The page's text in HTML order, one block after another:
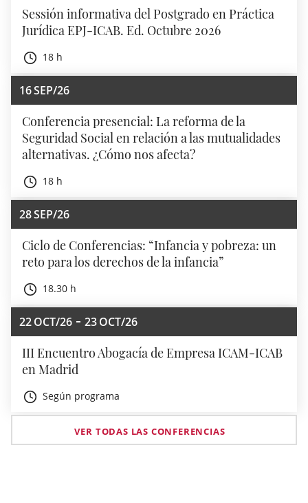
Sessión informativa del Postgrado en Práctica
Jurídica EPJ-ICAB. Ed. Octubre 2026
18 h
16SEP/26
Conferencia presencial: La reforma de la
Seguridad Social en relación a las mutualidades
alternativas. ¿Cómo nos afecta?
18 h
28SEP/26
Ciclo de Conferencias: “Infancia y pobreza: un
reto para los derechos de la infancia”
18.30 h
22OCT/26 23OCT/26
III Encuentro Abogacía de Empresa ICAM-ICAB
en Madrid
Según programa
VER TODAS LAS CONFERENCIAS